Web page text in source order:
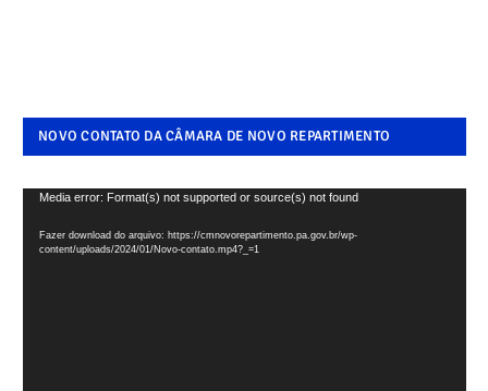
NOVO CONTATO DA CÂMARA DE NOVO REPARTIMENTO
Tocador
vídeo
Media error: Format(s) not supported or source(s) not found
Fazer download do arquivo: https://cmnovorepartimento.pa.gov.br/wp-
content/uploads/2024/01/Novo-contato.mp4?_=1